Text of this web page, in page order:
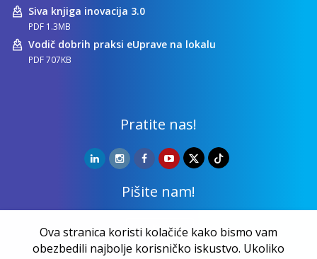
Siva knjiga inovacija 3.0
PDF 1.3MB
Vodič dobrih praksi eUprave na lokalu
PDF 707KB
Pratite nas!
Pišite nam!
Kontakt
Ova stranica koristi kolačiće kako bismo vam
obezbedili najbolje korisničko iskustvo. Ukoliko